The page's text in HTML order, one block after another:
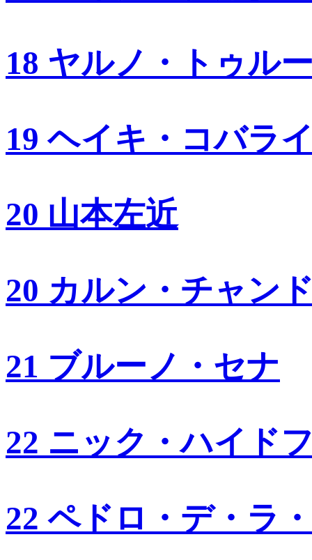
18 ヤルノ・トゥル
19 ヘイキ・コバラ
20 山本左近
20 カルン・チャン
21 ブルーノ・セナ
22 ニック・ハイド
22 ペドロ・デ・ラ